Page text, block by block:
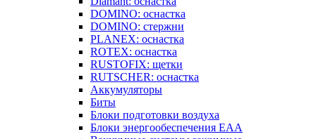
DOMINO: оснастка
DOMINO: стержни
PLANEX: оснастка
ROTEX: оснастка
RUSTOFIX: щетки
RUTSCHER: оснастка
Аккумуляторы
Биты
Блоки подготовки воздуха
Блоки энергообеспечения EAA